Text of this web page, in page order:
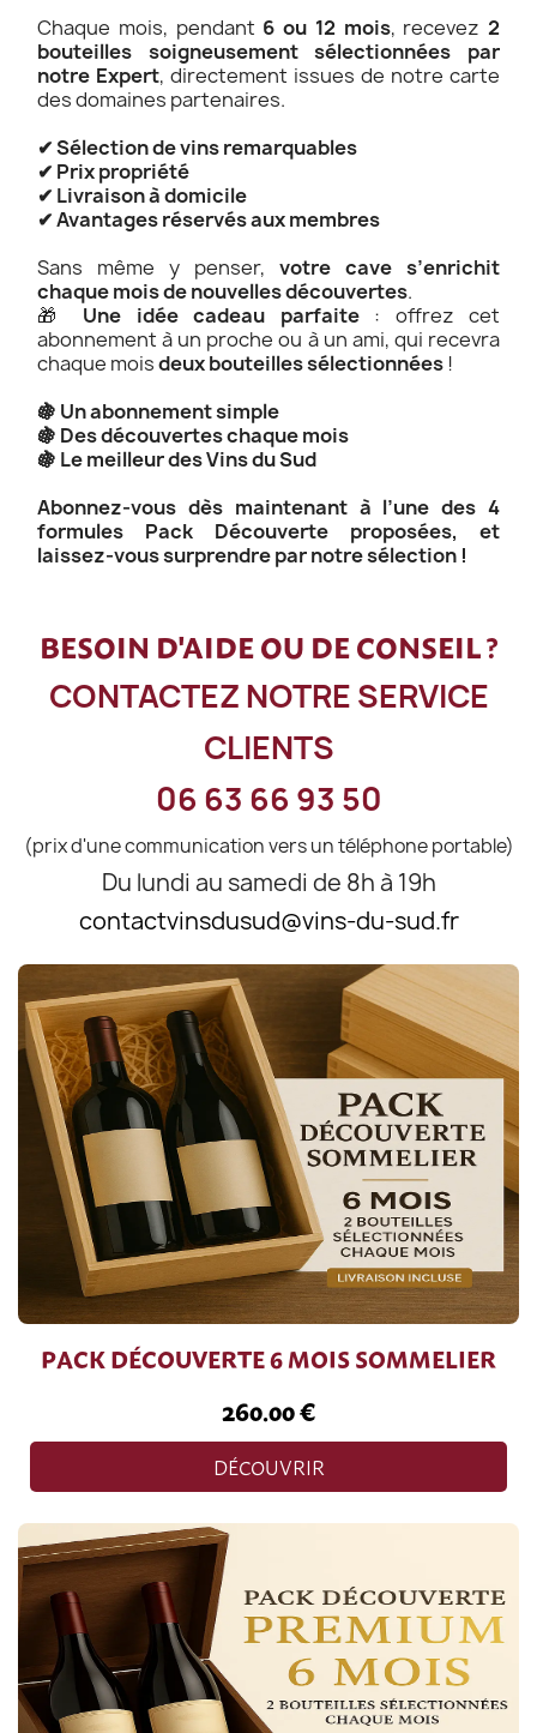
Chaque mois, pendant 6 ou 12 mois, recevez 2
bouteilles soigneusement sélectionnées par
notre Expert, directement issues de notre carte
des domaines partenaires.
✔ Sélection de vins remarquables
✔ Prix propriété
✔ Livraison à domicile
✔ Avantages réservés aux membres
Sans même y penser, votre cave s’enrichit
chaque mois de nouvelles découvertes.
🎁 Une idée cadeau parfaite: offrez cet
abonnement à un proche ou à un ami, qui recevra
chaque moisdeux bouteilles sélectionnées !
🍇 Un abonnement simple
🍇 Des découvertes chaque mois
🍇 Le meilleur des Vins du Sud
Abonnez-vous dès maintenant à l’une des 4
formules Pack Découverte proposées, et
laissez-vous surprendre par notre sélection !
BESOIN D'AIDE OU DE CONSEIL ?
CONTACTEZ NOTRE SERVICE
CLIENTS
06 63 66 93 50
(prix d'une communication vers un téléphone portable)
Du lundi au samedi de 8h à 19h
contactvinsdusud@vins-du-sud.fr
PACK DÉCOUVERTE 6 MOIS SOMMELIER
260.00 €
DÉCOUVRIR